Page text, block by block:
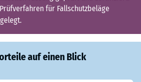
für Fallschutzbeläge
auf einen Blick